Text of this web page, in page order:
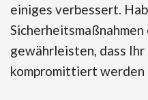
einiges verbessert.
gewährleisten, dass
kompromittiert werden